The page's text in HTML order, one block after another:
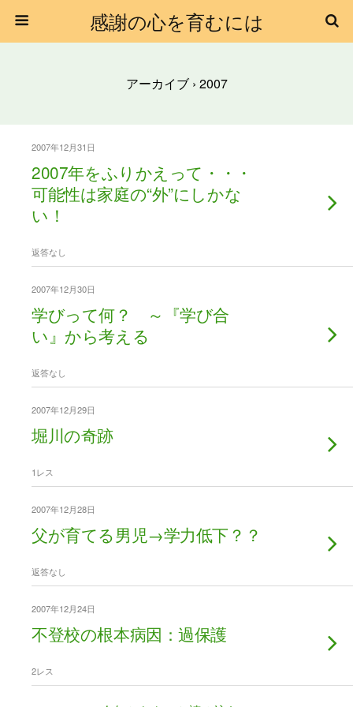
感謝の心を育むには
アーカイブ › 2007
2007年12月31日
2007年をふりかえって・・・
可能性は家庭の“外”にしかな
い！
返答なし
2007年12月30日
学びって何？ ～『学び合
い』から考える
返答なし
2007年12月29日
堀川の奇跡
1レス
2007年12月28日
父が育てる男児→学力低下？？
返答なし
2007年12月24日
不登校の根本病因：過保護
2レス